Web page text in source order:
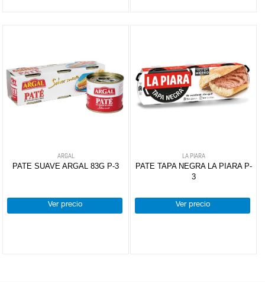
ARGAL
PATE SUAVE ARGAL 83G P-3
Ver precio
LA PIARA
PATE TAPA NEGRA LA PIARA P-
3
Ver precio